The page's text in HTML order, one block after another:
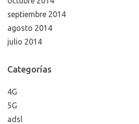
septiembre 2014
agosto 2014
julio 2014
Categorías
4G
5G
adsl